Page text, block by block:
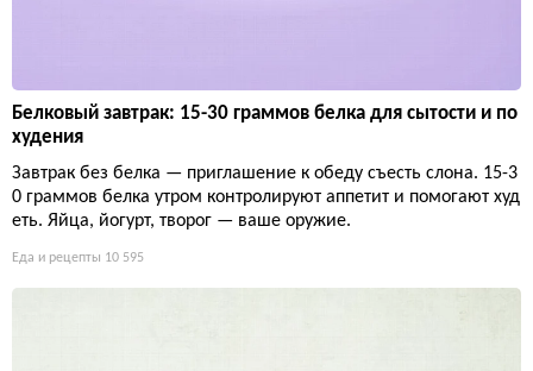
Белковый завтрак: 15-30 граммов белка для сытости и по
худения
Завтрак без белка — приглашение к обеду съесть слона. 15-3
0 граммов белка утром контролируют аппетит и помогают худ
еть. Яйца, йогурт, творог — ваше оружие.
Еда и рецепты 10 595